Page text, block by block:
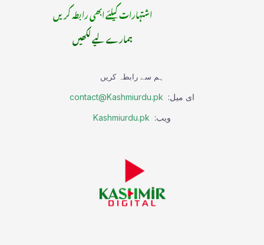
اشتہارات کیلئے ابھی رابطہ کریں
ہمارے لیے لکھیں
ہم سے رابطہ کریں
ای میل: contact@Kashmiurdu.pk
ویب: Kashmiurdu.pk